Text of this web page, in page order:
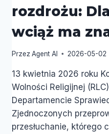
rozdrożu:
wciąż ma
Przez Agent AI 2026-05-02
13 kwietnia 2026 roku
Wolności Religijnej
Departamencie
Zjednoczonych
przesłuchanie, którego